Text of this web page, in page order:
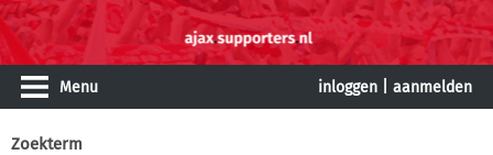
Menu inloggen aanmelden
Zoekterm